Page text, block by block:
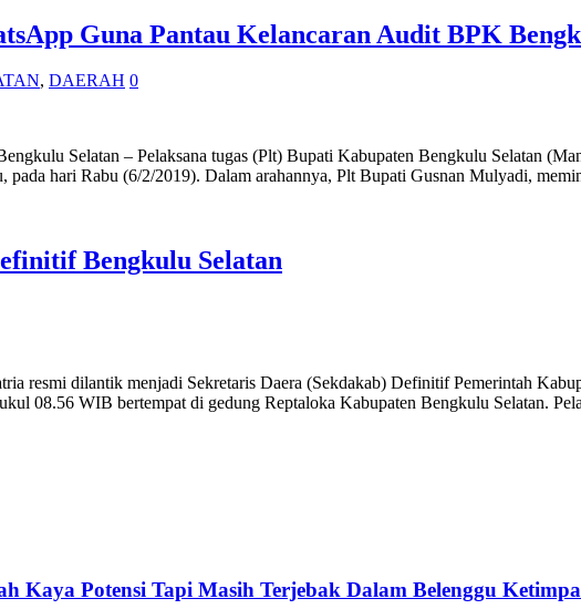
Guna Pantau Kelancaran Audit BPK
, DAERAH 0
Selatan – Pelaksana tugas (Plt) Bupati Kabupaten Bengkulu Selatan
hari Rabu (6/2/2019). Dalam arahannya, Plt Bupati Gusnan Mulyadi,
Bengkulu Selatan
resmi dilantik menjadi Sekretaris Daera (Sekdakab) Definitif Pemerintah
08.56 WIB bertempat di gedung Reptaloka Kabupaten Bengkulu Selatan.
Kaya Potensi Tapi Masih Terjebak Dalam Belenggu